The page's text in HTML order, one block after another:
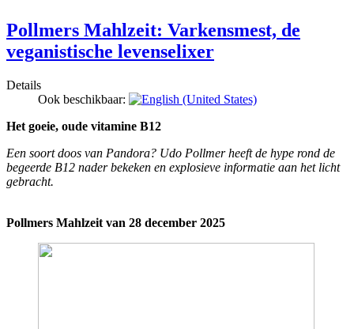
Pollmers Mahlzeit: Varkensmest, de
veganistische levenselixer
Details
Ook beschikbaar:
Het goeie, oude vitamine B12
Een soort doos van Pandora? Udo Pollmer heeft de hype rond de
begeerde B12 nader bekeken en explosieve informatie aan het licht
gebracht.
Pollmers Mahlzeit van 28 december 2025